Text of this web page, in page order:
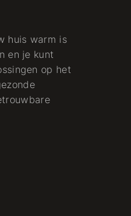
huis warm is
en je kunt
op het